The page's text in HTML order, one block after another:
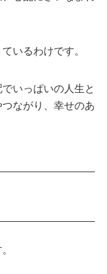
いるわけです。
いっぱいの人生と
ながり、幸せのあ